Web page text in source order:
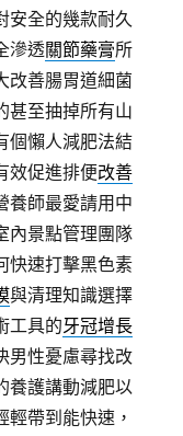
安全的幾款耐久
滲透關節藥膏所
改善腸胃道細菌
甚至抽掉所有山
個懶人減肥法結
效促進排便改善
養師最愛請用中
內景點管理團隊
快速打擊黑色素
與清理知識選擇
工具的牙冠增長
男性憂慮尋找改
養護講動減肥以
輕帶到能快速，